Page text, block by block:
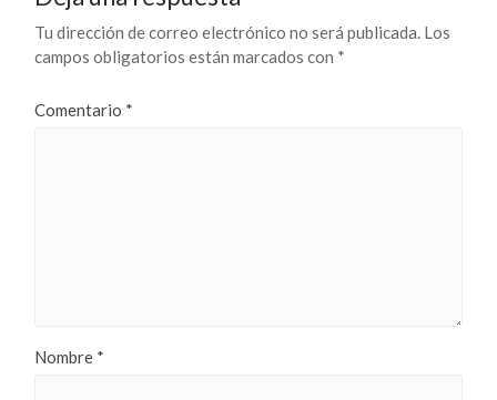
Tu dirección de correo electrónico no será publicada. Los
campos obligatorios están marcados con *
Comentario *
Nombre *